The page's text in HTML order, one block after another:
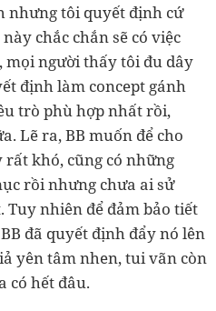
nhưng tôi quyết định cứ
chắc chắn sẽ có việc
mọi người thấy tôi đu dây
định làm concept gánh
trò phù hợp nhất rồi,
Lẽ ra, BB muốn để cho
rất khó, cũng có những
rồi nhưng chưa ai sử
Tuy nhiên để đảm bảo tiết
đã quyết định đẩy nó lên
yên tâm nhen, tui vãn còn
có hết đâu.